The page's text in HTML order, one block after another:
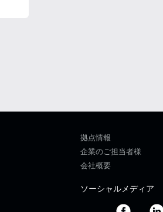
拠点情報
企業のご担当者様
会社概要
ソーシャルメディア